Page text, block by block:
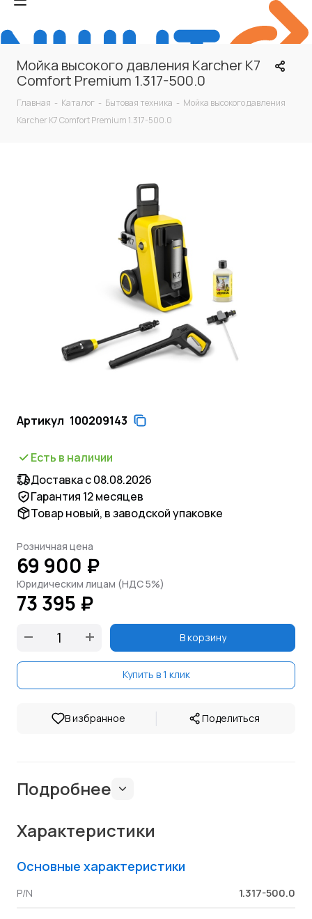
Мойка высокого давления Karcher K7
Comfort Premium 1.317-500.0
Главная - Каталог - Бытовая техника - Мойка высокого давления
Karcher K7 Comfort Premium 1.317-500.0
Артикул 100209143
Есть в наличии
Доставка с 08.08.2026
Гарантия 12 месяцев
Товар новый, в заводской упаковке
Розничная цена
69 900 ₽
Юридическим лицам (НДС 5%)
73 395 ₽
В корзину
Купить в 1 клик
В избранное | Поделиться
Подробнее
Характеристики
Основные характеристики
P/N 1.317-500.0